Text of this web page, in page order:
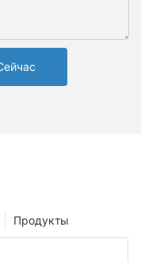
Продукты